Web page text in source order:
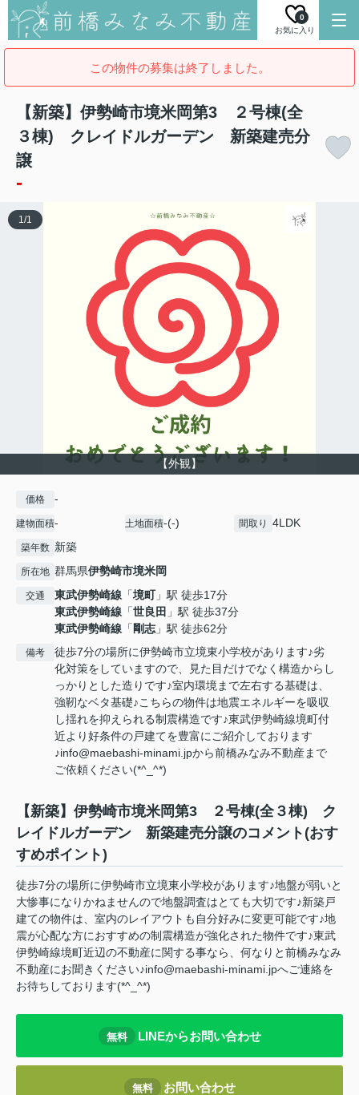
お気に入り
0
この物件の募集は終了しました。
【新築】伊勢崎市境米岡第3 ２号棟(全
３棟) クレイドルガーデン 新築建売分
譲
-
【外観】
1/1
価格 -
建物面積- 土地面積-(-) 間取り 4LDK
築年数 新築
所在地 群馬県伊勢崎市境米岡
交通 東武伊勢崎線 「境町」駅 徒歩17分
東武伊勢崎線 「世良田 」駅 徒歩37分
東武伊勢崎線 「 剛志」駅 徒歩62分
備考
徒歩7分の場所に伊勢崎市立境東小学校があります♪劣
化対策をしていますので、見た目だけでなく構造からし
っかりとした造りです♪室内環境まで左右する基礎は、
強靭なベタ基礎♪こちらの物件は地震エネルギーを吸収
し揺れを抑えられる制震構造です♪東武伊勢崎線境町付
近より好条件の戸建てを豊富にご紹介しております
♪info@maebashi-minami.jpから前橋みなみ不動産まで
ご依頼ください(*^_^*)
【新築】伊勢崎市境米岡第3 ２号棟(全３棟) ク
レイドルガーデン 新築建売分譲のコメント(おす
すめポイント)
徒歩7分の場所に伊勢崎市立境東小学校があります♪地盤が弱いと
大惨事になりかねませんので地盤調査はとても大切です♪新築戸
建ての物件は、室内のレイアウトも自分好みに変更可能です♪地
震が心配な方におすすめの制震構造が強化された物件です♪東武
伊勢崎線境町近辺の不動産に関する事なら、何なりと前橋みなみ
不動産にお聞きください♪info@maebashi-minami.jpへご連絡を
お待ちしております(*^_^*)
無料 LINEからお問い合わせ
無料 お問い合わせ